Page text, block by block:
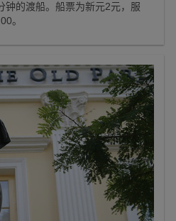
钟的渡船。船票为新元2元，服
。